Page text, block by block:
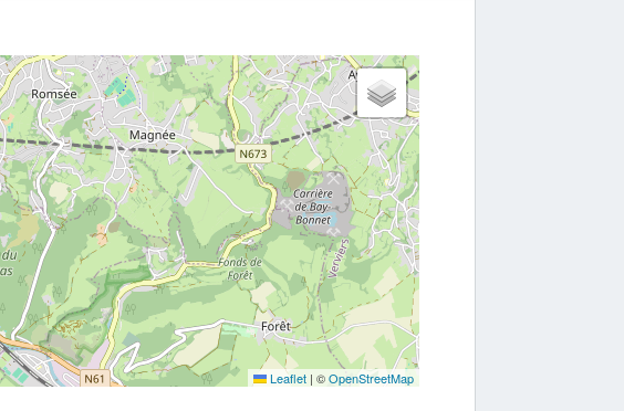
Leaflet | ©OpenStreetMap